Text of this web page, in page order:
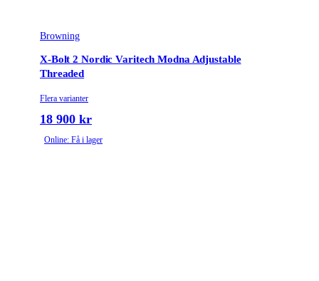
Browning
X-Bolt 2 Nordic Varitech Modna Adjustable
Threaded
Flera varianter
18 900 kr
Online: Få i lager